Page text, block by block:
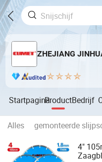
ZHEJIANG
StartpaginaProductBedrijf
Alles gemonteerde
4"